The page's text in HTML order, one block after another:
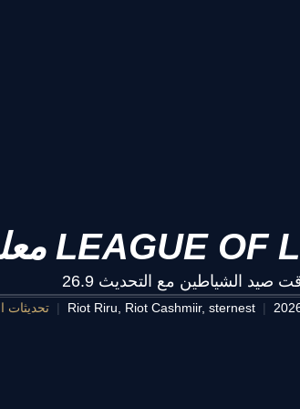
تحديثات Riot Riru, Riot Cashmiir, sternest